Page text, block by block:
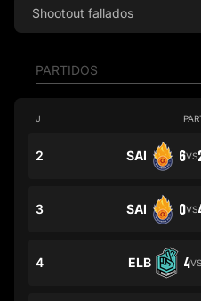
PARTIDOS
J
2 SAI 6VS
3 SAI 0VS
4 ELB 4VS
Shootout fallados